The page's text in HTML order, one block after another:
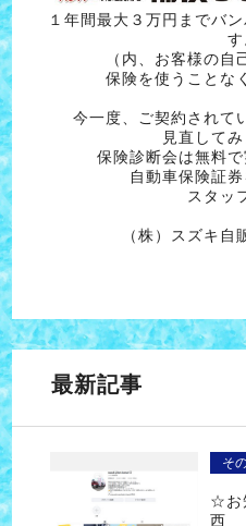
１年間最大３万円までバ
す
（内、お客様の自
保険を使うことな
今一度、ご契約されて
見直して
保険診断会は無料で
自動車保険証券
スタッ
（株）スズキ
最新記事
そ
☆お
西